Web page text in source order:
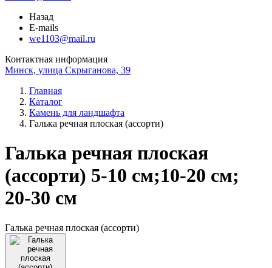
Назад
E-mails
we1103@mail.ru
Контактная информация
Минск, улица Скрыганова, 39
Главная
Каталог
Камень для ландшафта
Галька речная плоская (ассорти)
Галька речная плоская
(ассорти) 5-10 см;10-20 см;
20-30 см
Галька речная плоская (ассорти)